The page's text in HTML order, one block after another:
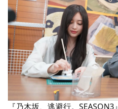
『乃木坂、逃避行。SEASON3』